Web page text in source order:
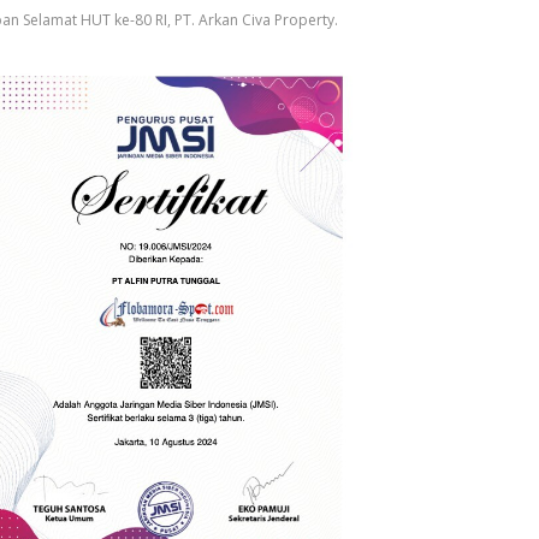
Selamat HUT ke-80 RI, PT. Arkan Civa Property.